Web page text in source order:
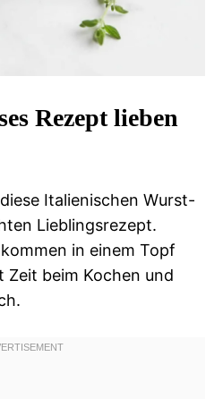
Rezept lieben
Italienischen Wurst-
Lieblingsrezept.
in einem Topf
Zeit beim Kochen und